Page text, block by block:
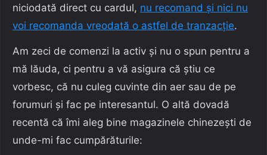
niciodată direct cu cardul, nu recomand și nici nu
voi recomanda vreodată o astfel de tranzacție.
Am zeci de comenzi la activ și nu o spun pentru a
mă lăuda, ci pentru a vă asigura că știu ce
vorbesc, că nu culeg cuvinte din aer sau de pe
forumuri și fac pe interesantul. O altă dovadă
recentă că îmi aleg bine magazinele chinezești de
unde-mi fac cumpărăturile: